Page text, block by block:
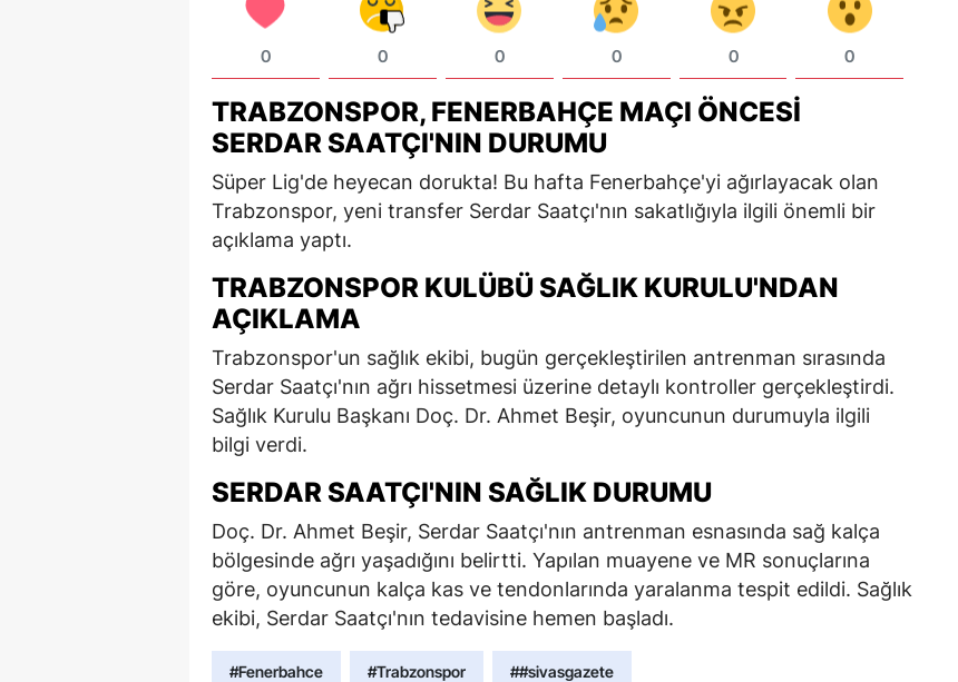
0 0 0 0 0 0
TRABZONSPOR, FENERBAHÇE MAÇI ÖNCESI
SERDAR SAATÇI'NIN DURUMU
Süper Lig'de heyecan dorukta! Bu hafta Fenerbahçe'yi ağırlayacak olan
Trabzonspor, yeni transfer Serdar Saatçı'nın sakatlığıyla ilgili önemli bir
açıklama yaptı.
TRABZONSPOR KULÜBÜ SAĞLIK KURULU'NDAN
AÇIKLAMA
Trabzonspor'un sağlık ekibi, bugün gerçekleştirilen antrenman sırasında
Serdar Saatçı'nın ağrı hissetmesi üzerine detaylı kontroller gerçekleştirdi.
Sağlık Kurulu Başkanı Doç. Dr. Ahmet Beşir, oyuncunun durumuyla ilgili
bilgi verdi.
SERDAR SAATÇI'NIN SAĞLIK DURUMU
Doç. Dr. Ahmet Beşir, Serdar Saatçı'nın antrenman esnasında sağ kalça
bölgesinde ağrı yaşadığını belirtti. Yapılan muayene ve MR sonuçlarına
göre, oyuncunun kalça kas ve tendonlarında yaralanma tespit edildi. Sağlık
ekibi, Serdar Saatçı'nın tedavisine hemen başladı.
#Fenerbahce #Trabzonspor ##sivasgazete